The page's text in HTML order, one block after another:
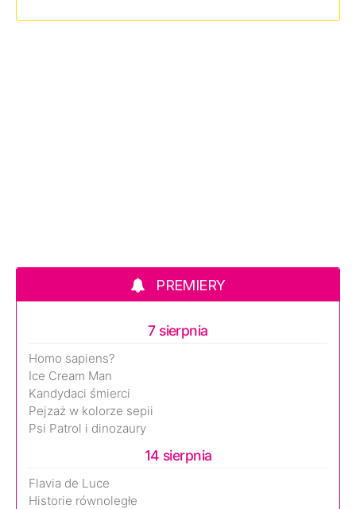
PREMIERY
7 sierpnia
Homo sapiens?
Ice Cream Man
Kandydaci śmierci
Pejzaż w kolorze sepii
Psi Patrol i dinozaury
14 sierpnia
Flavia de Luce
Historie równoległe